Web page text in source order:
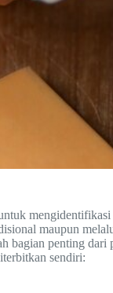
mengidentifikasi
maupun
bagian penting dari
sendiri: